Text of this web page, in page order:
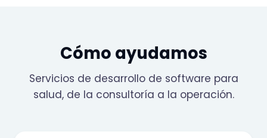
Cómo ayudamos
Servicios de desarrollo de software para
salud, de la consultoría a la operación.